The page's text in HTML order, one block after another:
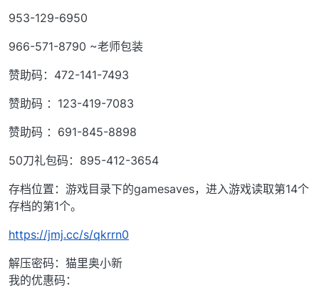
953-129-6950
966-571-8790 ~老师包装
赞助码：472-141-7493
赞助码 ：123-419-7083
赞助码 ：691-845-8898
50刀礼包码：895-412-3654
存档位置：游戏目录下的gamesaves，进入游戏读取第14个
存档的第1个。
https://jmj.cc/s/qkrrn0
解压密码：猫里奥小新
我的优惠码：